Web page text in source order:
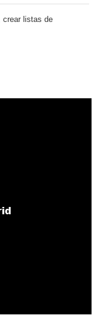
crear listas de